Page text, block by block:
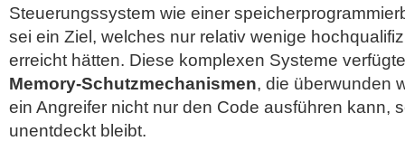
Steuerungssystem wie einer
sei ein Ziel, welches nur relativ wenige
erreicht hätten. Diese komplexen Systeme
Memory-Schutzmechanismen, die überwunden
ein Angreifer nicht nur den Code ausführen kann,
unentdeckt bleibt.